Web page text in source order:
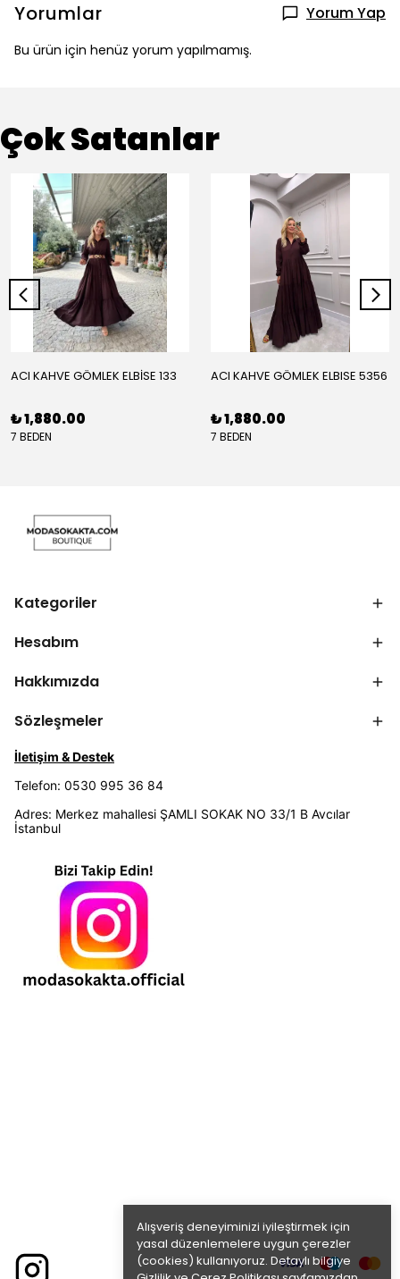
Alışveriş deneyiminizi iyileştirmek için
yasal düzenlemelere uygun çerezler
(cookies) kullanıyoruz. Detaylı bilgiye
Yorumlar Yorum Yap
Bu ürün için henüz yorum yapılmamış.
Çok Satanlar
ACI KAHVE GÖMLEK ELBİSE 133
₺ 1,880.00
7 BEDEN
ACI KAHVE GÖMLEK ELBISE 5356
₺ 1,880.00
7 BEDEN
Kategoriler
Hesabım
Hakkımızda
Sözleşmeler
İletişim & Destek
Telefon: 0530 995 36 84
Adres: Merkez mahallesi ŞAMLI SOKAK NO 33/1 B Avcılar
İstanbul